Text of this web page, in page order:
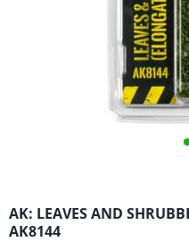
Оренбургская область
Пензенская область
Пермский край
Ростовская область
Саратовская область
AK: LEAVES AND
AK8144